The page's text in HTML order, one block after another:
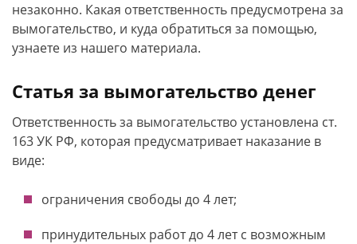
незаконно. Какая ответственность предусмотрена за
вымогательство, и куда обратиться за помощью,
узнаете из нашего материала.
Статья за вымогательство денег
Ответственность за вымогательство установлена ст.
163 УК РФ, которая предусматривает наказание в
виде:
ограничения свободы до 4 лет;
принудительных работ до 4 лет с возможным